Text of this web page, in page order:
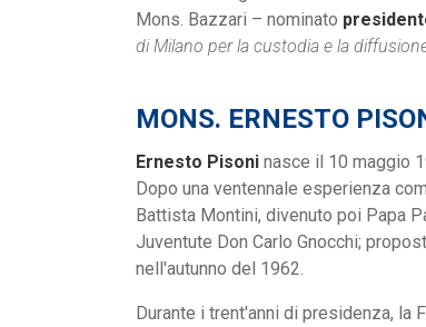
Mons. Bazzari – nominato
di Milano per la custodia e la
MONS. ERNESTO
Ernesto Pisoni nasce il 10 maggio
Dopo una ventennale esperienza
Battista Montini, divenuto poi Papa
Juventute Don Carlo Gnocchi;
nell'autunno del 1962.
Durante i trent'anni di presidenza, la